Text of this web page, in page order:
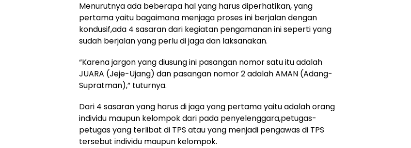
Menurutnya ada beberapa hal yang harus diperhatikan, yang
pertama yaitu bagaimana menjaga proses ini berjalan dengan
kondusif,ada 4 sasaran dari kegiatan pengamanan ini seperti yang
sudah berjalan yang perlu di jaga dan laksanakan.
“Karena jargon yang diusung ini pasangan nomor satu itu adalah
JUARA (Jeje-Ujang) dan pasangan nomor 2 adalah AMAN (Adang-
Supratman),” tuturnya.
Dari 4 sasaran yang harus di jaga yang pertama yaitu adalah orang
individu maupun kelompok dari pada penyelenggara,petugas-
petugas yang terlibat di TPS atau yang menjadi pengawas di TPS
tersebut individu maupun kelompok.